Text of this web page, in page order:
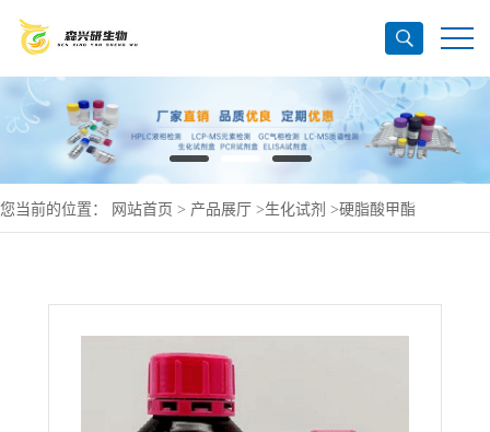
您当前的位置： 网站首页 > 产品展厅 >生化试剂 >硬脂酸甲酯